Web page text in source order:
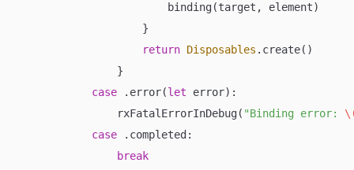
                        binding(target, element)
                    }
return Disposables .create()
                }
case .error(let error):
                rxFatalErrorInDebug(
"Binding error:
case .completed:
break